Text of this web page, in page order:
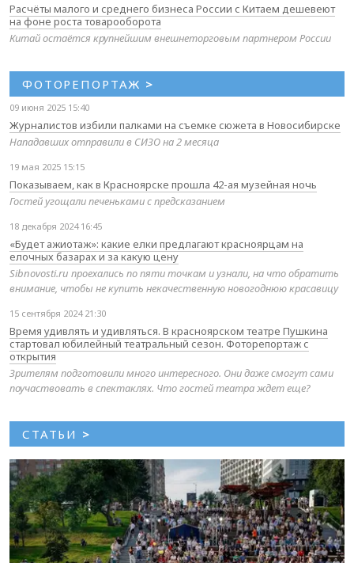
Расчёты малого и среднего бизнеса России с Китаем дешевеют
на фоне роста товарооборота
Китай остаётся крупнейшим внешнеторговым партнером России
ФОТОРЕПОРТАЖ >
09 июня 2025 15:40
Журналистов избили палками на съемке сюжета в Новосибирске
Нападавших отправили в СИЗО на 2 месяца
19 мая 2025 15:15
Показываем, как в Красноярске прошла 42-ая музейная ночь
Гостей угощали печеньками с предсказанием
18 декабря 2024 16:45
«Будет ажиотаж»: какие елки предлагают красноярцам на
елочных базарах и за какую цену
Sibnovosti.ru проехались по пяти точкам и узнали, на что обратить
внимание, чтобы не купить некачественную новогоднюю красавицу
15 сентября 2024 21:30
Время удивлять и удивляться. В красноярском театре Пушкина
стартовал юбилейный театральный сезон. Фоторепортаж с
открытия
Зрителям подготовили много интересного. Они даже смогут сами
поучаствовать в спектаклях. Что гостей театра ждет еще?
СТАТЬИ >